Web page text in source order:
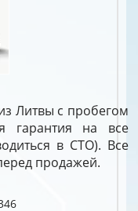
Литвы с пробегом
гарантия на все
в СТО). Все
продажей.